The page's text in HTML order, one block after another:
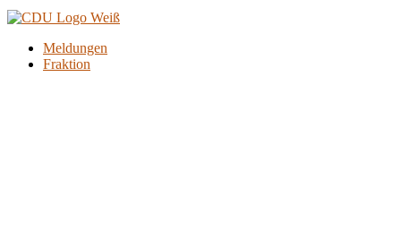
Meldungen
Fraktion